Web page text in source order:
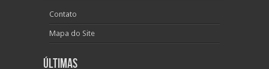
Contato
Mapa do Site
Últimas